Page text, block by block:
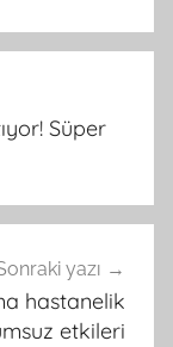
Süper
yazı
hastanelik
etkileri